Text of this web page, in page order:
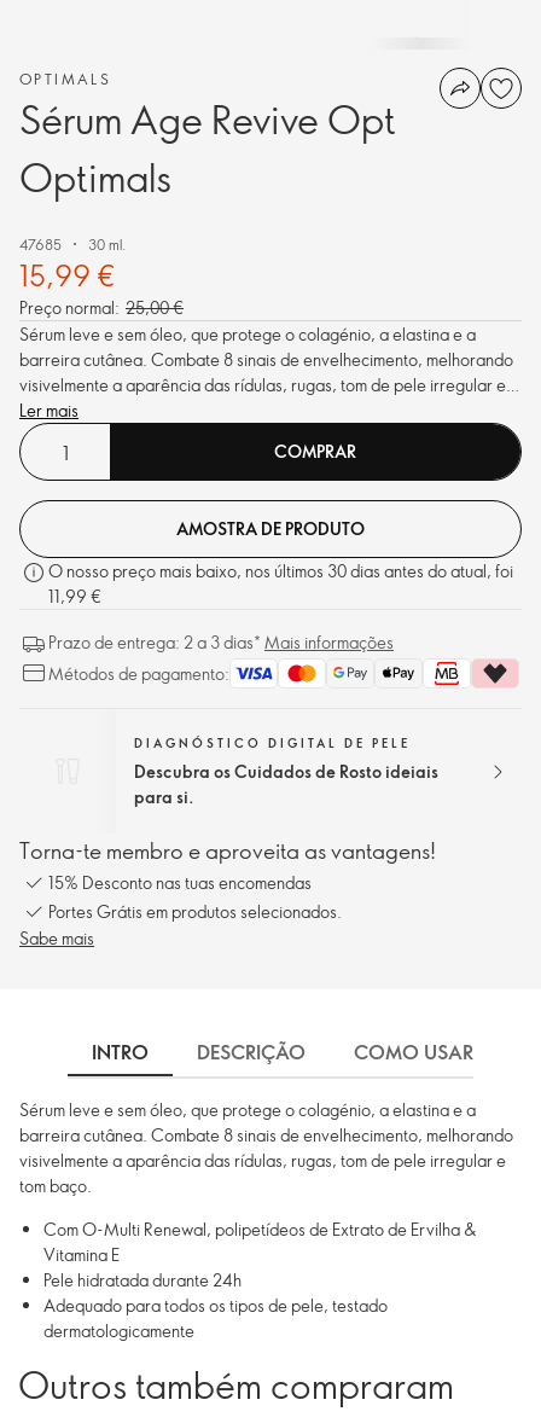
OPTIMALS
Sérum Age Revive Opt
Optimals
47685 30 ml.
15,99 €
Preço normal: 25,00 €
Sérum leve e sem óleo, que protege o colagénio, a elastina e a
barreira cutânea. Combate 8 sinais de envelhecimento, melhorando
visivelmente a aparência das rídulas, rugas, tom de pele irregular e
tom baço.
Ler mais
COMPRAR
AMOSTRA DE PRODUTO
O nosso preço mais baixo, nos últimos 30 dias antes do atual, foi
11,99 €
Prazo de entrega: 2 a 3 dias* Mais informações
Métodos de pagamento:
DIAGNÓSTICO DIGITAL DE PELE
Descubra os Cuidados de Rosto ideiais
para si.
Torna-te membro e aproveita as vantagens!
15% Desconto nas tuas encomendas
Portes Grátis em produtos selecionados.
Sabe mais
INTRO DESCRIÇÃO COMO USAR
Sérum leve e sem óleo, que protege o colagénio, a elastina e a
barreira cutânea. Combate 8 sinais de envelhecimento, melhorando
visivelmente a aparência das rídulas, rugas, tom de pele irregular e
tom baço.
Com O-Multi Renewal, polipetídeos de Extrato de Ervilha &
Vitamina E
Pele hidratada durante 24h
Adequado para todos os tipos de pele, testado
dermatologicamente
Outros também compraram